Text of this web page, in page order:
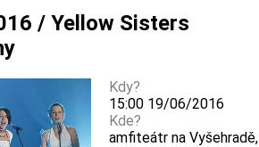
/ Yellow Sisters
Kdy?
15:00 19/06/2016
Kde?
amfiteátr na